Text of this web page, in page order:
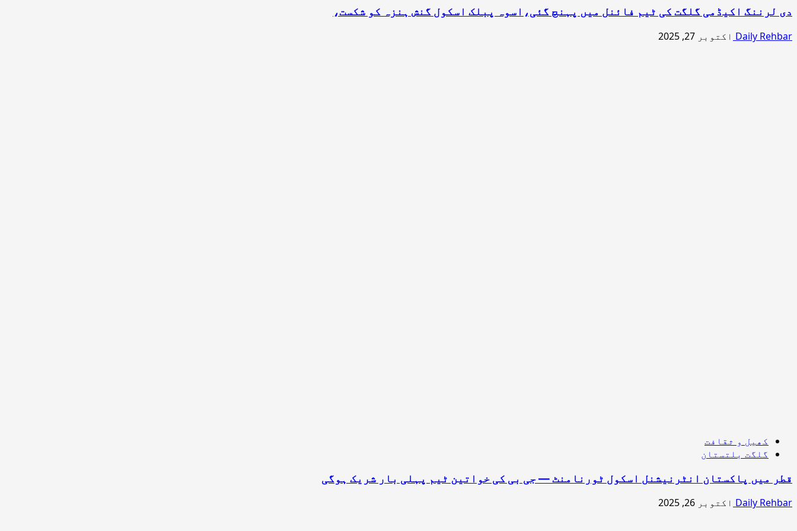
دی لرننگ اکیڈمی گلگت کی ٹیم فائنل میں پہنچ گئی،اسوہ پبلک اسکول گنش ہنزہ کو شکست،
Daily Rehbar اکتوبر 27, 2025
کھیل و ثقافت
گلگت بلتستان
قطر میں پاکستان انٹرنیشنل اسکول ٹورنامنٹ — جی بی کی خواتین ٹیم پہلی بار شریک ہوگی
Daily Rehbar اکتوبر 26, 2025